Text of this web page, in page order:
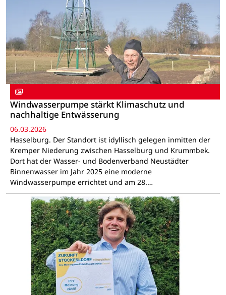
Windwasserpumpe stärkt Klimaschutz und
nachhaltige Entwässerung
06.03.2026
Hasselburg. Der Standort ist idyllisch gelegen inmitten der
Kremper Niederung zwischen Hasselburg und Krummbek.
Dort hat der Wasser- und Bodenverband Neustädter
Binnenwasser im Jahr 2025 eine moderne
Windwasserpumpe errichtet und am 28.…